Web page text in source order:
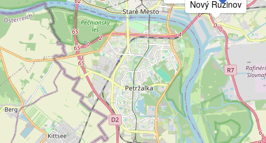
Nový Ružinov